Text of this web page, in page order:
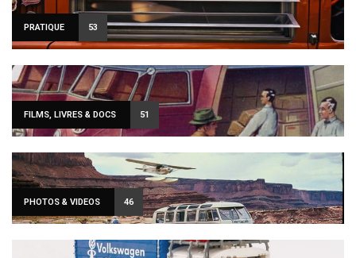
PRATIQUE 53
FILMS, LIVRES & DOCS 51
PHOTOS & VIDEOS 46